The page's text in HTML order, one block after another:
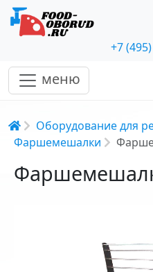
+7
меню
Строка
Оборудование для
Фаршемешалки